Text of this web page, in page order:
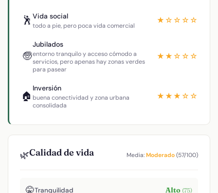
🕺 Vida social
todo a pie, pero poca vida comercial
★☆☆☆☆
🧓
Jubilados
entorno tranquilo y acceso cómodo a
servicios, pero apenas hay zonas verdes
para pasear
★★☆☆☆
🏠
Inversión
buena conectividad y zona urbana
consolidada
★★★☆☆
🌿Calidad de vida Media:Moderado(57/100)
🤫Tranquilidad Alto (75)